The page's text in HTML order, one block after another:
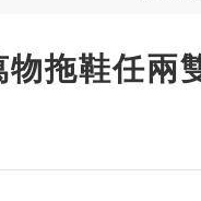
拖鞋任兩